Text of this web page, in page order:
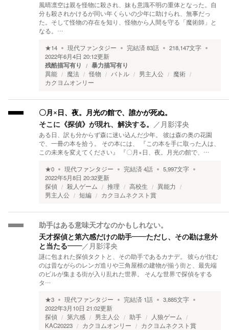
風晴凛空は親を怪物に殺され、妹も意識不明の重体となった。自
分も殺されかけるが同い年くらいの少年に助けられ、無事だっ
た。そして怪物の存在を知り、怪物から人間を守る「魔術師」と
なる。…
★14 現代ファンタジー 完結済83話 218,147文字
2022年6月4日 20:12更新
残酷描写有り 暴力描写有り
異能 魔法 怪物 バトル 男主人公
魔術
カクヨムオンリー
〇月×日、夜。月光の館で、誰かが死ぬ。
そこに《探偵》が現れ、解決する。 ／ 月影澪央
ある日、訳も分からず森に迷い込んだ少年。 彼は森の奥の花園
で、一冊の本を拾う。 その本には、 『この本を手に取った人は、
この未来を変えてください』 『〇月×日、夜。月光の館で、…
★0 現代ファンタジー 完結済4話 5,997文字
2022年5月8日 20:32更新
探偵
殺人ゲーム 推理 高校生
異能力
男主人公
短編 カクヨムネクスト賞
助手はある意味天才なのかもしれない。
天才探偵と第六感だけの助手――ただし、その勘は意外
と当たる――／ 月影澪央
謎に包まれた探偵タクトと、その助手であるカナデ。 彼らが住む
のは昔ながらのレンガ造りや三角屋根の建物が揃う街と、最先端
のビルが集まる街が入り乱れた世界。 そんな世界で探偵をする
タ…
★3 現代ファンタジー 完結済 1話 3,885文字
2022年3月10日 21:02更新
探偵
第六感 男主人公 助手
人狼ゲーム
KAC20223
カクヨムオンリー カクヨムネクスト賞